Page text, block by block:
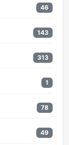
46
143
313
1
78
49